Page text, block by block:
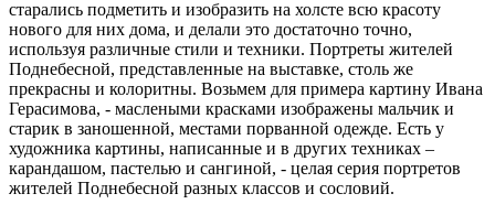
старались подметить и изобразить на холсте всю красоту
нового для них дома, и делали это достаточно точно,
используя различные стили и техники. Портреты жителей
Поднебесной, представленные на выставке, столь же
прекрасны и колоритны. Возьмем для примера картину Ивана
Герасимова, - маслеными красками изображены мальчик и
старик в заношенной, местами порванной одежде. Есть у
художника картины, написанные и в других техниках –
карандашом, пастелью и сангиной, - целая серия портретов
жителей Поднебесной разных классов и сословий.